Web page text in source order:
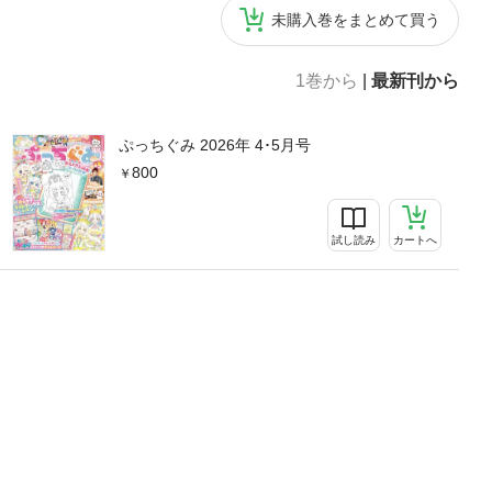
未購入巻をまとめて買う
1巻から 最新刊から
ぷっちぐみ 2026年 4･5月号
800
試し読み カートへ